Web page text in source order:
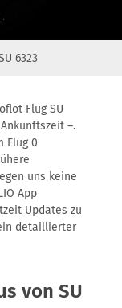
6323
Flug SU
–.
Flug 0
uns keine
App
Updates zu
detaillierter
von SU